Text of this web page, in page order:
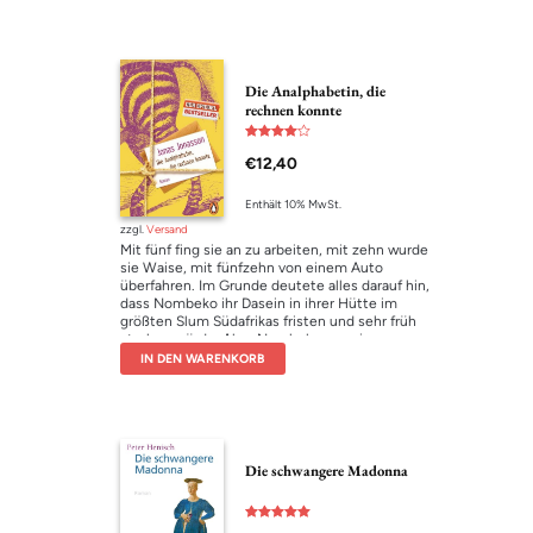
Julinacht eine junge Frau verschwindet und
nach und nach alles Versteckte und
Verschwiegene an die Oberfläche drängt …
Die Analphabetin, die
rechnen konnte
mit
4.00
€12,40
Enthält 10% MwSt.
zzgl.Versand
Mit fünf fing sie an zu arbeiten, mit zehn wurde
sie Waise, mit fünfzehn von einem Auto
überfahren. Im Grunde deutete alles darauf hin,
dass Nombeko ihr Dasein in ihrer Hütte im
größten Slum Südafrikas fristen und sehr früh
sterben würde. Aber Nombeko war ein
Rechengenie – und schon bald lag das Schicksal
der Welt in ihren Händen …
IN DEN WARENKORB
Die schwangere Madonna